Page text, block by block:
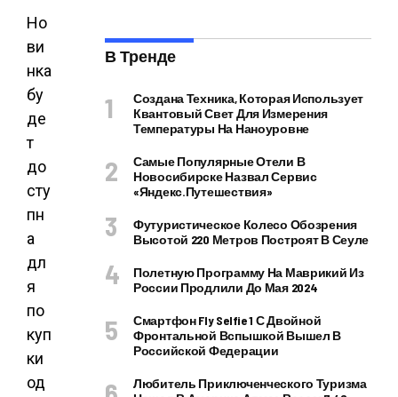
Но
ви
нка
бу
де
т
до
сту
пн
а
дл
я
по
куп
ки
од
В Тренде
Создана Техника, Которая Использует
Квантовый Свет Для Измерения
Температуры На Наноуровне
Самые Популярные Отели В
Новосибирске Назвал Сервис
«Яндекс.Путешествия»
Футуристическое Колесо Обозрения
Высотой 220 Метров Построят В Сеуле
Полетную Программу На Маврикий Из
России Продлили До Мая 2024
Смартфон Fly Selfie 1 С Двойной
Фронтальной Вспышкой Вышел В
Российской Федерации
Любитель Приключенческого Туризма